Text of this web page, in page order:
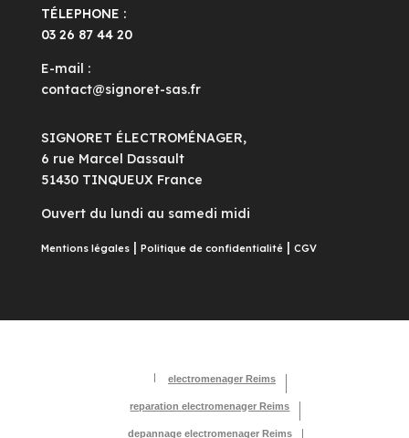
TÉLEPHONE :
03 26 87 44 20
E-mail :
contact@signoret-sas.fr
SIGNORET ÉLECTROMÉNAGER,
6 rue Marcel Dassault
51430 TINQUEUX France
Ouvert du lundi au samedi midi
Mentions légales| Politique de confidentialité| CGV
electromenager Reims
reparation electromenager Reims
depannage electromenager Reims